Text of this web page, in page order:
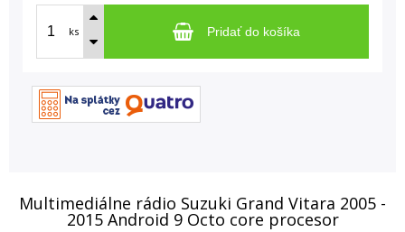
ks Pridať do košíka
Multimediálne rádio Suzuki Grand Vitara 2005 -
2015 Android 9 Octo core procesor